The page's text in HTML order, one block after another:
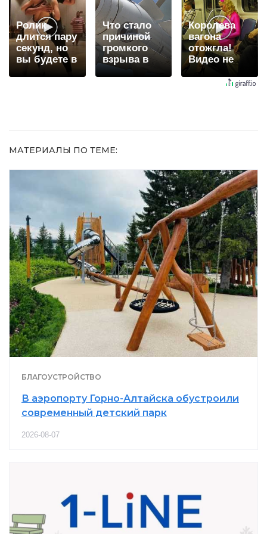
Ролик
длится пару
секунд, но
вы будете в
шоке от
Что стало
причиной
громкого
взрыва в
Москве 7
Королева
вагона
отожгла!
Видео не
оставит
равнодушным
МАТЕРИАЛЫ ПО ТЕМЕ:
БЛАГОУСТРОЙСТВО
В аэропорту Горно-Алтайска обустроили
современный детский парк
2026-08-07